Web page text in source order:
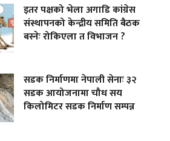
इतर पक्षको भेला अगाडि कांग्रेस
संस्थापनको केन्द्रीय समिति बैठक
बस्नेः रोकिएला त विभाजन ?
सडक निर्माणमा नेपाली सेनाः ३२
सडक आयोजनामा चौध सय
किलोमिटर सडक निर्माण सम्पन्न